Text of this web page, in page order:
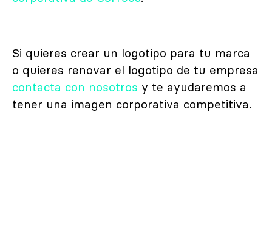
Si quieres crear un logotipo para tu marca
o quieres renovar el logotipo de tu empresa
contacta con nosotros y te ayudaremos a
tener una imagen corporativa competitiva.